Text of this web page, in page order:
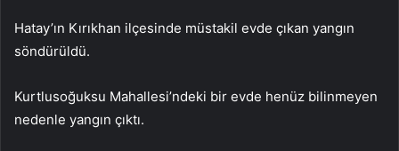
Hatay’ın Kırıkhan ilçesinde müstakil evde çıkan yangın
söndürüldü.
Kurtlusoğuksu Mahallesi’ndeki bir evde henüz bilinmeyen
nedenle yangın çıktı.